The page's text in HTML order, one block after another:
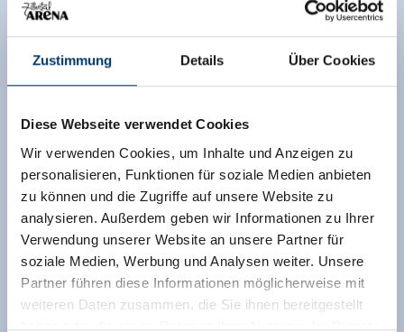
Zustimmung Details Über Cookies
Diese Webseite verwendet Cookies
Wir verwenden Cookies, um Inhalte und Anzeigen zu
personalisieren, Funktionen für soziale Medien anbieten
zu können und die Zugriffe auf unsere Website zu
analysieren. Außerdem geben wir Informationen zu Ihrer
Verwendung unserer Website an unsere Partner für
soziale Medien, Werbung und Analysen weiter. Unsere
Partner führen diese Informationen möglicherweise mit
weiteren Daten zusammen, die Sie ihnen bereitgestellt
haben oder die sie im Rahmen Ihrer Nutzung der Dienste